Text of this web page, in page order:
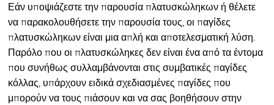
Εάν υποψιάζεστε την παρουσία πλατυσκώληκων ή θέλετε
να παρακολουθήσετε την παρουσία τους, οι παγίδες
πλατυσκώληκων είναι μια απλή και αποτελεσματική λύση.
Παρόλο που οι πλατυσκώληκες δεν είναι ένα από τα έντομα
που συνήθως συλλαμβάνονται στις συμβατικές παγίδες
κόλλας, υπάρχουν ειδικά σχεδιασμένες παγίδες που
μπορούν να τους πιάσουν και να σας βοηθήσουν στην